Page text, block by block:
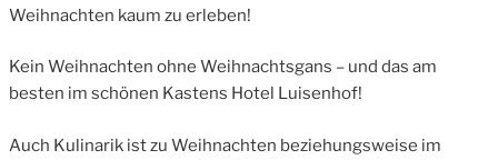
Weihnachten kaum zu erleben!
Kein Weihnachten ohne Weihnachtsgans – und das am
besten im schönen Kastens Hotel Luisenhof!
Auch Kulinarik ist zu Weihnachten beziehungsweise im